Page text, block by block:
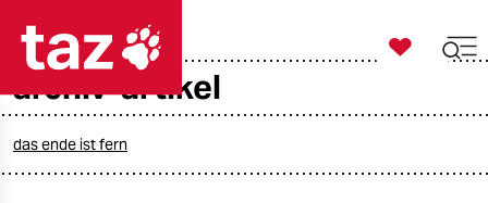

taz zahl ich
archiv-artikel
das ende ist fern